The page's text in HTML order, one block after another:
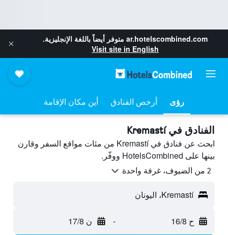
ar.hotelscombined.com متوفر أيضاً باللغة الإنجليزية.
Visit site in English
رؤى أرخص الفنادق أين مكان الإقامة
الفنادق في Kremastí
ابحث عن فنادق في Kremastí من مئات مواقع السفر وقارن
بينها على HotelsCombined ووفّر.
2 من الضيوف، غرفة واحدة
Kremastí، اليونان
ح 16/8 - ن 17/8